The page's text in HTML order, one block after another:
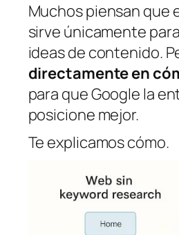
Muchos piensan que
sirve únicamente
ideas de contenido.
directamente en
para que Google la
posicione mejor.
Te explicamos cómo.